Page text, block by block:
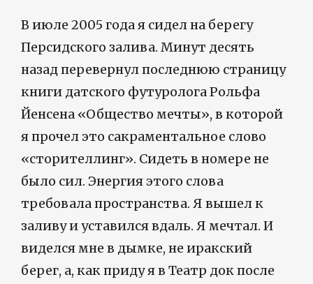
В июле 2005 года я сидел на берегу
Персидского залива. Минут десять
назад перевернул последнюю страницу
книги датского футуролога Рольфа
Йенсена «Общество мечты», в которой
я прочел это сакраментальное слово
«сторителлинг». Сидеть в номере не
было сил. Энергия этого слова
требовала пространства. Я вышел к
заливу и уставился вдаль. Я мечтал. И
виделся мне в дымке, не иракский
берег, а, как приду я в Театр док после